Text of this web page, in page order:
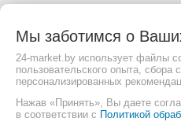
Основные
Подсветка
Напряжение (В)
Скорость работы (шт/мин)
Вместимость магазина
Мы заботимся о
24-market.by использует файлы
пользовательского опыта, сбора
персонализированных
Нажав «Принять», Вы даете
в соответствии с Политикой